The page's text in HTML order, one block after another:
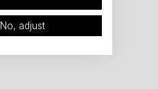
No, adjust